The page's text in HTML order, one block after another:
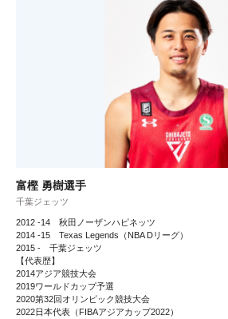
富樫 勇樹選手
千葉ジェッツ
2012 -14 秋田ノーザンハピネッツ
2014 -15 Texas Legends（NBA Dリーグ）
2015 - 千葉ジェッツ
【代表歴】
2014アジア競技大会
2019ワールドカップ予選
2020第32回オリンピック競技大会
2022日本代表（FIBAアジアカップ2022）